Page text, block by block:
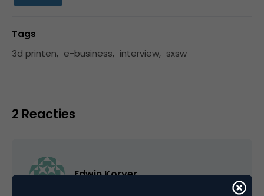
Tags
3d printen, e-business, interview, sxsw
2 Reacties
Edwin Korver